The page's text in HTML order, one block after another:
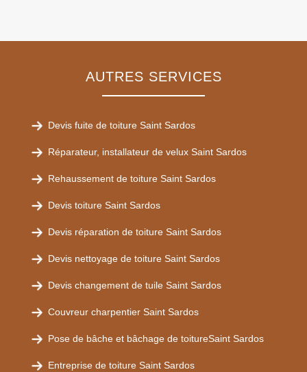
AUTRES SERVICES
Devis fuite de toiture Saint Sardos
Réparateur, installateur de velux Saint Sardos
Rehaussement de toiture Saint Sardos
Devis toiture Saint Sardos
Devis réparation de toiture Saint Sardos
Devis nettoyage de toiture Saint Sardos
Devis changement de tuile Saint Sardos
Couvreur charpentier Saint Sardos
Pose de bâche et bâchage de toitureSaint Sardos
Entreprise de toiture Saint Sardos